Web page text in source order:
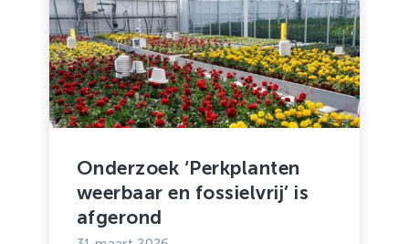
Onderzoek ‘Perkplanten
weerbaar en fossielvrij’ is
afgerond